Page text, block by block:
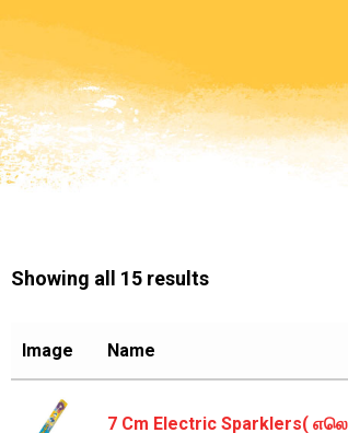
Showing all 15 results
Image Name
7 Cm Electric Sparklers(